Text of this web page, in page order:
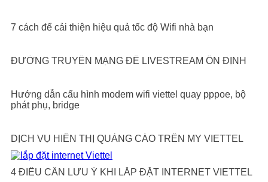
7 cách để cải thiện hiệu quả tốc độ Wifi nhà bạn
ĐƯỜNG TRUYỀN MẠNG ĐỂ LIVESTREAM ỔN ĐỊNH
Hướng dẫn cấu hình modem wifi viettel quay pppoe, bộ
phát phụ, bridge
DỊCH VỤ HIỂN THỊ QUẢNG CÁO TRÊN MY VIETTEL
4 ĐIỀU CẦN LƯU Ý KHI LẮP ĐẶT INTERNET VIETTEL